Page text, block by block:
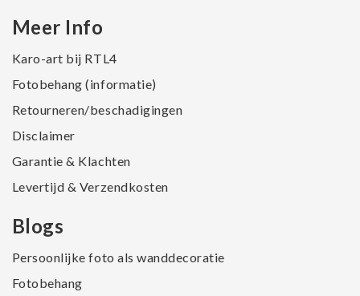
Meer Info
Karo-art bij RTL4
Fotobehang (informatie)
Retourneren/beschadigingen
Disclaimer
Garantie & Klachten
Levertijd & Verzendkosten
Blogs
Persoonlijke foto als wanddecoratie
Fotobehang